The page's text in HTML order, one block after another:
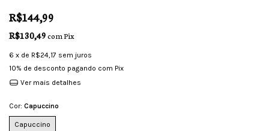
R$144,99
R$130,49comPix
6 x de R$24,17 sem juros
10% de desconto pagando com Pix
Ver mais detalhes
Cor: Capuccino
Capuccino